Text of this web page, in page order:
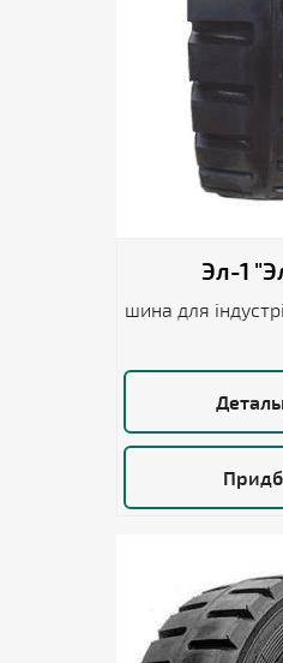
Эл-1
шина для